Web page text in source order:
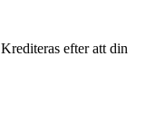
Krediteras efter att din